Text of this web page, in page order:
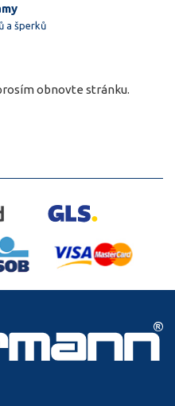
a šperků
obnovte stránku.